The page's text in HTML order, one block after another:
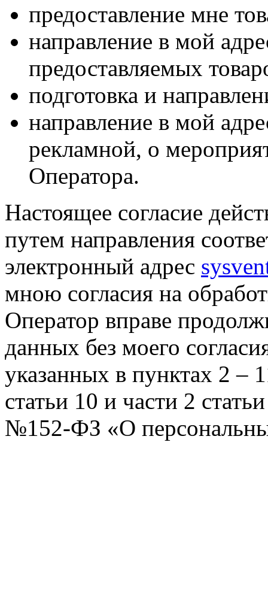
предоставление мне
направление в мой
предоставляемых
подготовка и
направление в мой
рекламной, о
Оператора.
Настоящее согласие
путем направления
электронный адрес
мною согласия на
Оператор вправе
данных без моего
указанных в пунктах 2 –
статьи 10 и части 2
№152-ФЗ «О